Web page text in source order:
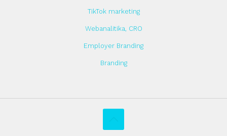
TikTok marketing
Webanalitika, CRO
Employer Branding
Branding